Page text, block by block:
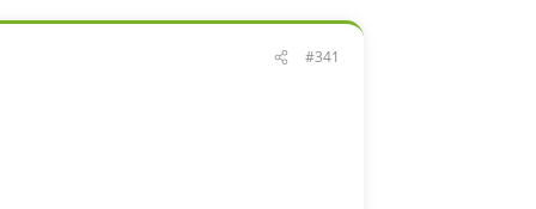
#341